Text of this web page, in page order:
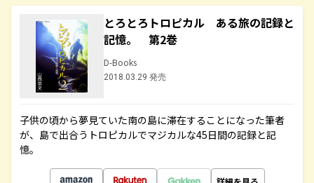
とろとろトロピカル ある旅の記録と
記憶。 第2巻
D-Books
2018.03.29 発売
子供の頃から夢見ていた南の島に滞在することになった筆者
が、島で出合うトロピカルでマジカルな45日間の記録と記
憶。